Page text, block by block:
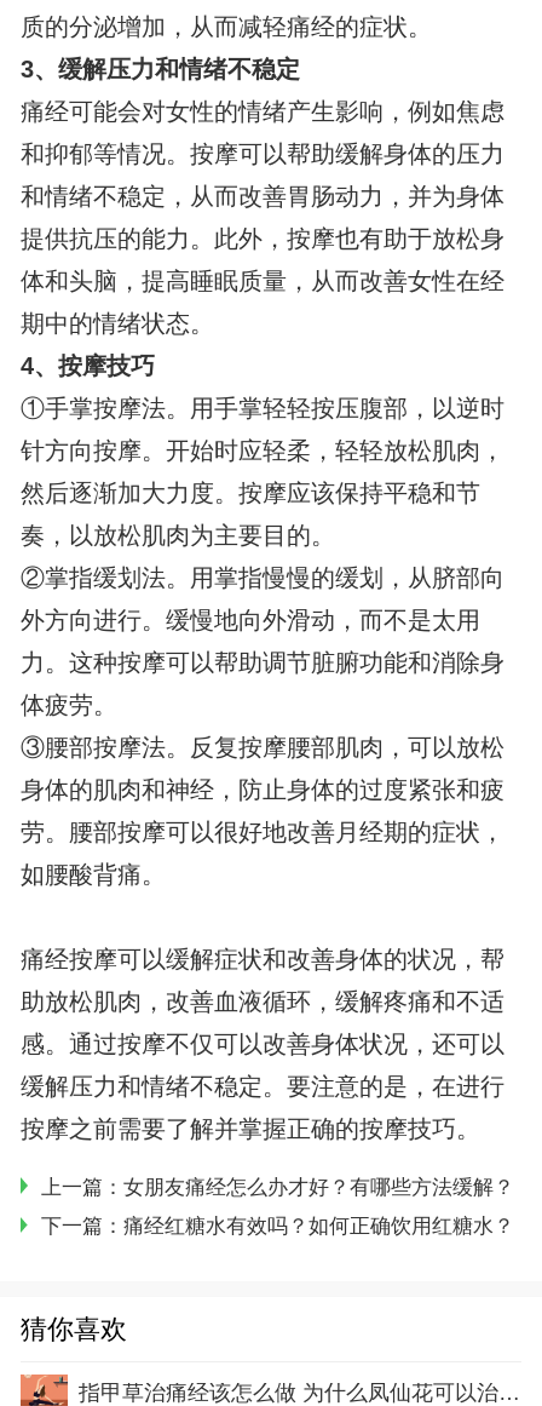
质的分泌增加，从而减轻痛经的症状。
3、 缓解压力和情绪不稳定
痛经可能会对女性的情绪产生影响，例如焦虑
和抑郁等情况。按摩可以帮助缓解身体的压力
和情绪不稳定，从而改善胃肠动力，并为身体
提供抗压的能力。此外，按摩也有助于放松身
体和头脑，提高睡眠质量，从而改善女性在经
期中的情绪状态。
4、 按摩技巧
①手掌按摩法。用手掌轻轻按压腹部，以逆时
针方向按摩。开始时应轻柔，轻轻放松肌肉，
然后逐渐加大力度。按摩应该保持平稳和节
奏，以放松肌肉为主要目的。
②掌指缓划法。用掌指慢慢的缓划，从脐部向
外方向进行。缓慢地向外滑动，而不是太用
力。这种按摩可以帮助调节脏腑功能和消除身
体疲劳。
③腰部按摩法。反复按摩腰部肌肉，可以放松
身体的肌肉和神经，防止身体的过度紧张和疲
劳。腰部按摩可以很好地改善月经期的症状，
如腰酸背痛。
痛经按摩可以缓解症状和改善身体的状况，帮
助放松肌肉，改善血液循环，缓解疼痛和不适
感。通过按摩不仅可以改善身体状况，还可以
缓解压力和情绪不稳定。要注意的是，在进行
按摩之前需要了解并掌握正确的按摩技巧。
上一篇： 女朋友痛经怎么办才好？有哪些方法缓解？
下一篇： 痛经红糖水有效吗？如何正确饮用红糖水？
猜你喜欢
指甲草治痛经该怎么做 为什么凤仙花可以治疗痛